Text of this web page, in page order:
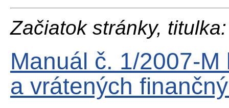
Začiatok stránky, titulka:
Manuál č. 1/2007-
a vrátených